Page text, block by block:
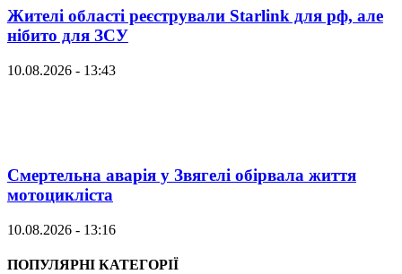
Жителі області реєстрували Starlink для рф, але
нібито для ЗСУ
10.08.2026 - 13:43
Смертельна аварія у Звягелі обірвала життя
мотоцикліста
10.08.2026 - 13:16
ПОПУЛЯРНІ КАТЕГОРІЇ